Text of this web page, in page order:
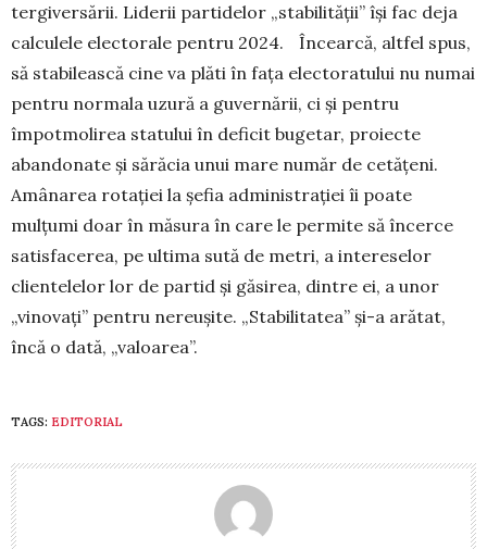
tergiversării. Liderii partidelor „stabilității” își fac deja
calculele electorale pentru 2024. Încearcă, alt­fel spus,
să stabilească cine va plăti în fața elec­toratului nu numai
pentru normala uzură a guver­nării, ci și pentru
împotmolirea statului în deficit bugetar, proiecte
abandonate și sărăcia unui mare număr de cetățeni.
Amânarea rotaţiei la şefia admi­nistraţiei îi poate
mulţumi doar în măsura în care le permite să încerce
satisfacerea, pe ultima sută de metri, a intereselor
clientelelor lor de partid și găsirea, dintre ei, a unor
„vinovaţi” pentru ne­reu­şite. „Stabilitatea” și-a arătat,
încă o dată, „va­loa­rea”.
TAGS: EDITORIAL